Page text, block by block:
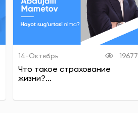
14-Октябрь 19677
Что такое страхование
жизни?...